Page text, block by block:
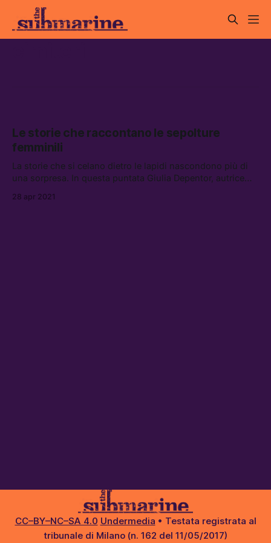
Le storie che raccontano le sepolture
femminili
La storie che si celano dietro le lapidi nascondono più di
una sorpresa. In questa puntata Giulia Depentor, autrice
avuto come protagoniste alcune donne straordinarie
28 apr 2021
CC–BY–NC–SA 4.0 Undermedia • Testata registrata al
tribunale di Milano (n. 162 del 11/05/2017)